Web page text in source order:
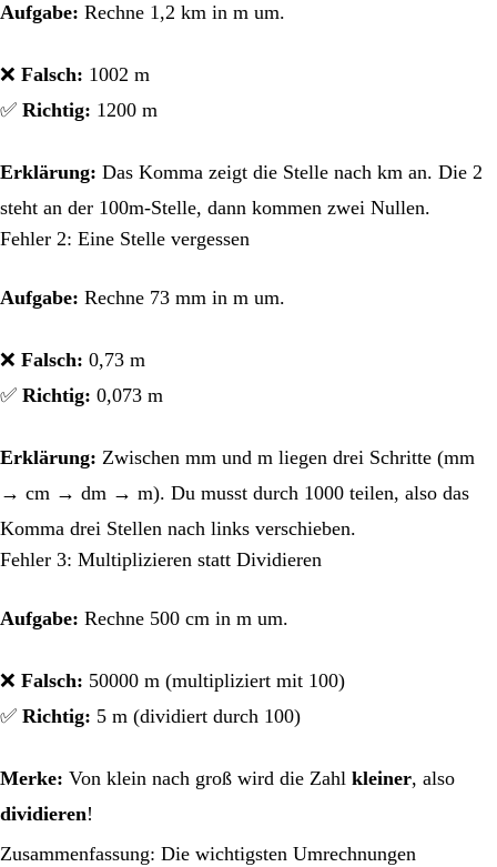
Aufgabe: Rechne 1,2 km in m um.
❌ Falsch: 1002 m
✅ Richtig: 1200 m
Erklärung: Das Komma zeigt die Stelle nach km an. Die 2
steht an der 100m-Stelle, dann kommen zwei Nullen.
Fehler 2: Eine Stelle vergessen
Aufgabe: Rechne 73 mm in m um.
❌ Falsch: 0,73 m
✅ Richtig: 0,073 m
Erklärung: Zwischen mm und m liegen drei Schritte (mm
→ cm → dm → m). Du musst durch 1000 teilen, also das
Komma drei Stellen nach links verschieben.
Fehler 3: Multiplizieren statt Dividieren
Aufgabe: Rechne 500 cm in m um.
❌ Falsch: 50000 m (multipliziert mit 100)
✅ Richtig: 5 m (dividiert durch 100)
Merke: Von klein nach groß wird die Zahl kleiner, also
dividieren!
Zusammenfassung: Die wichtigsten Umrechnungen